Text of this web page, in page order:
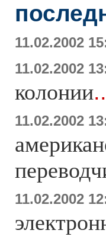
11.02.2002
11.02.2002
колонии
11.02.2002
11.02.2002